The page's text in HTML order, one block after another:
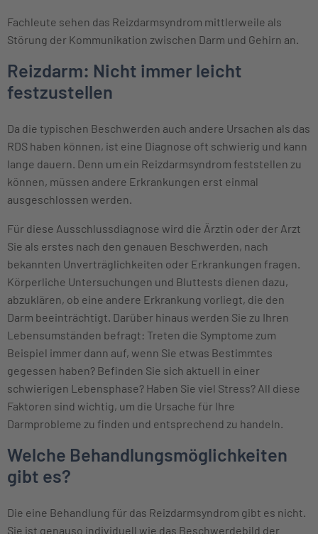
Fachleute sehen das Reizdarmsyndrom mittlerweile als
Störung der Kommunikation zwischen Darm und Gehirn an.
Reizdarm: Nicht immer leicht
festzustellen
Da die typischen Beschwerden auch andere Ursachen als das
RDS haben können, ist eine Diagnose oft schwierig und kann
lange dauern. Denn um ein Reizdarmsyndrom feststellen zu
können, müssen andere Erkrankungen erst einmal
ausgeschlossen werden.
Für diese Ausschlussdiagnose wird die Ärztin oder der Arzt
Sie als erstes nach den genauen Beschwerden, nach
bekannten Unverträglichkeiten oder Erkrankungen fragen.
Körperliche Untersuchungen und Bluttests dienen dazu,
abzuklären, ob eine andere Erkrankung vorliegt, die den
Darm beeinträchtigt. Darüber hinaus werden Sie zu Ihren
Lebensumständen befragt: Treten die Symptome zum
Beispiel immer dann auf, wenn Sie etwas Bestimmtes
gegessen haben? Befinden Sie sich aktuell in einer
schwierigen Lebensphase? Haben Sie viel Stress? All diese
Faktoren sind wichtig, um die Ursache für Ihre
Darmprobleme zu finden und entsprechend zu handeln.
Welche Behandlungsmöglichkeiten
gibt es?
Die eine Behandlung für das Reizdarmsyndrom gibt es nicht.
Sie ist genauso individuell wie das Beschwerdebild der